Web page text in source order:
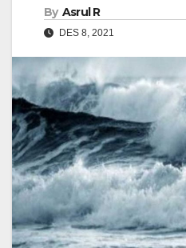
By Asrul R
DES 8, 2021